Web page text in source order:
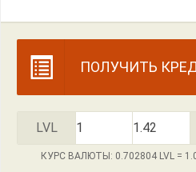
ПОЛУЧИТЬ
LVL
КУРС ВАЛЮТЫ: 0.702804 LVL =